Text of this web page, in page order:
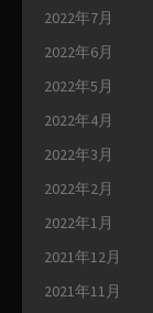
2022年7月
2022年6月
2022年5月
2022年4月
2022年3月
2022年2月
2022年1月
2021年12月
2021年11月